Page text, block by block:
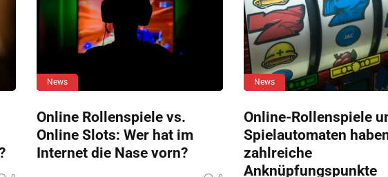
News
Online Rollenspiele vs.
Online Slots: Wer hat im
Internet die Nase vorn?
News
Online-Rollenspiele
Spielautomaten
zahlreiche
Anknüpfungspunkte